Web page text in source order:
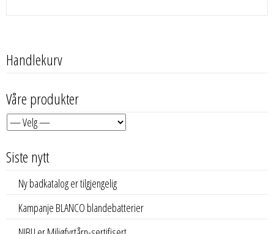
Handlekurv
Våre produkter
Siste nytt
Ny badkatalog er tilgjengelig
Kampanje BLANCO blandebatterier